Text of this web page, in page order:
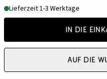
Lieferzeit 1-3 Werktage
In die
Auf die